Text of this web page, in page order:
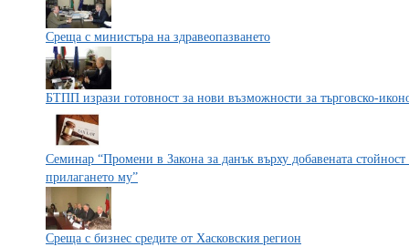
Среща с министъра на здравеопазването
БТПП изрази готовност за нови възможности за търговско-
Семинар “Промени в Закона за данък върху добавената
прилагането му”
Среща с бизнес средите от Хасковския регион